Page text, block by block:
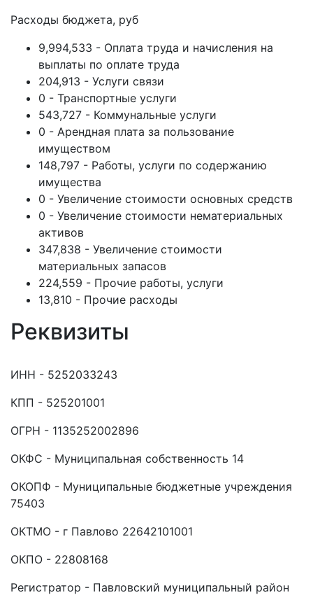
Расходы бюджета, руб
9,994,533 - Оплата труда и начисления на
выплаты по оплате труда
204,913 - Услуги связи
0 - Транспортные услуги
543,727 - Коммунальные услуги
0 - Арендная плата за пользование
имуществом
148,797 - Работы, услуги по содержанию
имущества
0 - Увеличение стоимости основных средств
0 - Увеличение стоимости нематериальных
активов
347,838 - Увеличение стоимости
материальных запасов
224,559 - Прочие работы, услуги
13,810 - Прочие расходы
Реквизиты
ИНН - 5252033243
КПП - 525201001
ОГРН - 1135252002896
ОКФС - Муниципальная собственность 14
ОКОПФ - Муниципальные бюджетные учреждения
75403
ОКТМО - г Павлово 22642101001
ОКПО - 22808168
Регистратор - Павловский муниципальный район